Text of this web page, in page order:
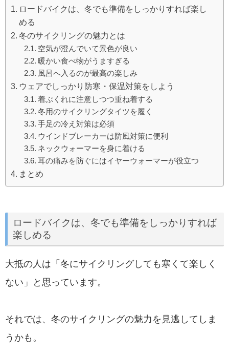
ロードバイクは、冬でも準備をしっかりすれば楽し
める
冬のサイクリングの魅力とは
空気が澄んでいて景色が良い
暖かい食べ物がうますぎる
風呂へ入るのが最高の楽しみ
ウェアでしっかり防寒・保温対策をしよう
着ぶくれに注意しつつ重ね着する
冬用のサイクリングタイツを履く
手足の冷え対策は必須
ウインドブレーカーは防風対策に便利
ネックウォーマーを身に着ける
耳の痛みを防ぐにはイヤーウォーマーが役立つ
まとめ
ロードバイクは、冬でも準備をしっかりすれば
楽しめる
大抵の人は「冬にサイクリングしても寒くて楽しく
ない」と思っています。
それでは、冬のサイクリングの魅力を見逃してしま
うかも。